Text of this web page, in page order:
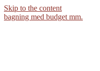
Skip to the content
bagning med budget mm.